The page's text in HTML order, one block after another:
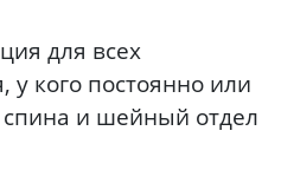
для всех
кого постоянно или
и шейный отдел